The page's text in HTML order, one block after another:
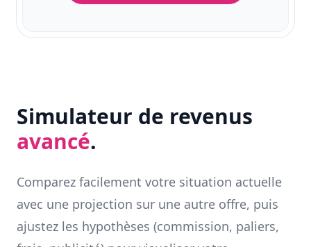
Simulateur de revenus
avancé.
Comparez facilement votre situation actuelle
avec une projection sur une autre offre, puis
ajustez les hypothèses (commission, paliers,